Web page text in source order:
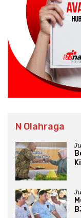
N Olahraga